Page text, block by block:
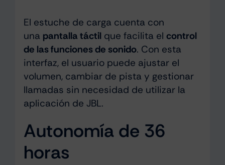
El estuche de carga cuenta con
una pantalla táctil que facilita el control
de las funciones de sonido. Con esta
interfaz, el usuario puede ajustar el
volumen, cambiar de pista y gestionar
llamadas sin necesidad de utilizar la
aplicación de JBL.
Autonomía de 36
horas